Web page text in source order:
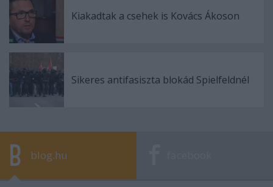
Kiakadtak a csehek is Kovács Ákoson
Sikeres antifasiszta blokád Spielfeldnél
blog.hu